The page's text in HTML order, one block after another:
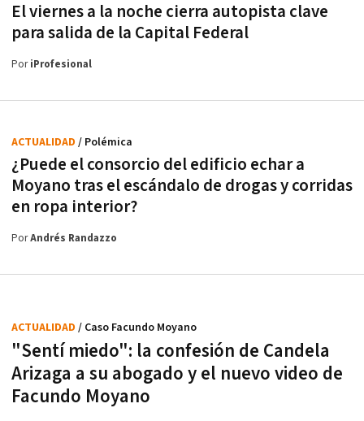
El viernes a la noche cierra autopista clave
para salida de la Capital Federal
PoriProfesional
¿Puede el consorcio del edificio echar a
Moyano tras el escándalo de drogas y corridas
en ropa interior?
ACTUALIDAD / Polémica
PorAndrés Randazzo
"Sentí miedo": la confesión de Candela
Arizaga a su abogado y el nuevo video de
Facundo Moyano
ACTUALIDAD / Caso Facundo Moyano